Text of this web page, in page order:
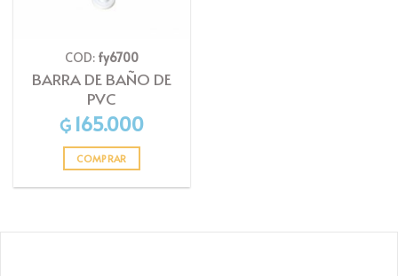
COD: fy6700
BARRA DE BAÑO DE
PVC
₲ 165.000
COMPRAR